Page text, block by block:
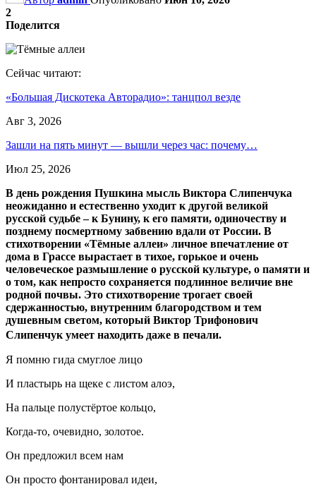
2
Поделится
Сейчас читают:
«Большая Дискотека Авторадио»: танцпол везде
Авг 3, 2026
Зашли на пять минут — вышли через час: почему…
Июл 25, 2026
В день рождения Пушкина мысль Виктора Слипенчука
неожиданно и естественно уходит к другой великой
русской судьбе – к Бунину, к его памяти, одиночеству и
позднему посмертному забвению вдали от России. В
стихотворении «Тёмные аллеи» личное впечатление от
дома в Грассе вырастает в тихое, горькое и очень
человеческое размышление о русской культуре, о памяти и
о том, как непросто сохраняется подлинное величие вне
родной почвы. Это стихотворение трогает своей
сдержанностью, внутренним благородством и тем
душевным светом, который Виктор Трифонович
Слипенчук умеет находить даже в печали.
Я помню гида смуглое лицо
И пластырь на щеке с листом алоэ,
На пальце полустёртое кольцо,
Когда-то, очевидно, золотое.
Он предложил всем нам
Он просто фонтанировал идеи,